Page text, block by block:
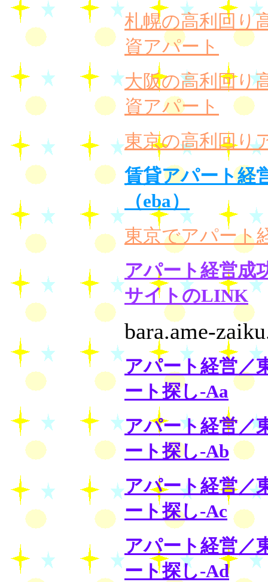
札幌の高利回り
資アパート
大阪の高利回り
資アパート
東京の高利回り
賃貸アパート経
（eba）
東京でアパート
アパート経営成
サイトのLINK
bara.ame-
アパート経営／
ート探し-Aa
アパート経営／
ート探し-Ab
アパート経営／
ート探し-Ac
アパート経営／
ート探し-Ad